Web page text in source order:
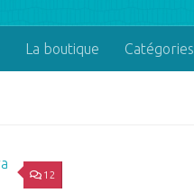
La boutique Catégories
12